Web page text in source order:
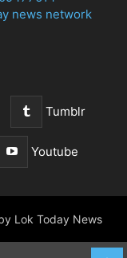
news network
Tumblr
Youtube
Lok Today News